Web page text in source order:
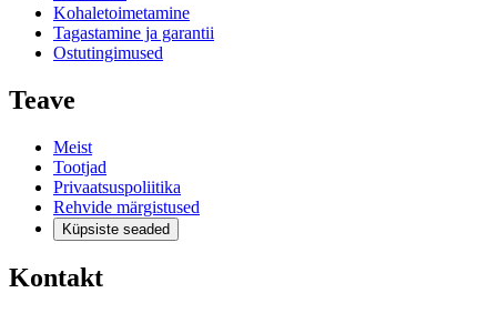
Kohaletoimetamine
Tagastamine ja garantii
Ostutingimused
Teave
Meist
Tootjad
Privaatsuspoliitika
Rehvide märgistused
Küpsiste seaded
Kontakt